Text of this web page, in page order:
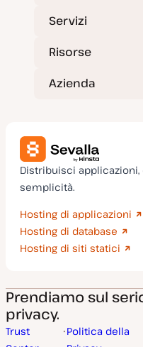
Servizi
Risorse
Azienda
Distribuisci
semplicità.
Hosting di applicazioni
Hosting di database
Hosting di siti statici
Prendiamo sul
privacy.
Trust
Politica della